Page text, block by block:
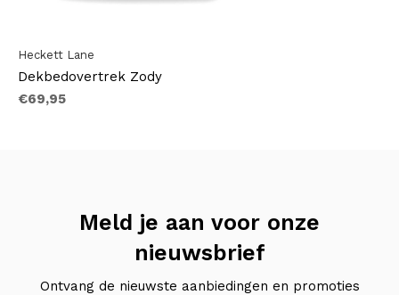
Heckett Lane
Dekbedovertrek Zody
€69,95
Meld je aan voor onze
nieuwsbrief
Ontvang de nieuwste aanbiedingen en promoties